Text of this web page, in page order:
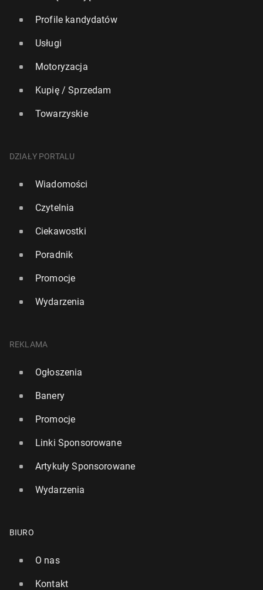
Profile kandydatów
Usługi
Motoryzacja
Kupię / Sprzedam
Towarzyskie
DZIAŁY PORTALU
Wiadomości
Czytelnia
Ciekawostki
Poradnik
Promocje
Wydarzenia
REKLAMA
Ogłoszenia
Banery
Promocje
Linki Sponsorowane
Artykuły Sponsorowane
Wydarzenia
BIURO
O nas
Kontakt